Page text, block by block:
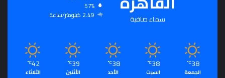
سماء صافية
57%
2.49 كيلومتر/ساعة
38
℃
الجمعة
38
℃
السبت
38
℃
الأحد
39
℃
الأثنين
42
℃
الثلاثاء